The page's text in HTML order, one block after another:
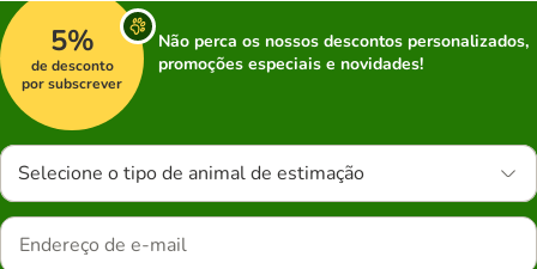
5%
de desconto
por subscrever
Não perca os nossos descontos personalizados,
promoções especiais e novidades!
Selecione o tipo de animal de estimação